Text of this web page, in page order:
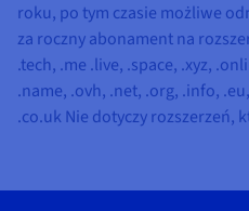
roku, po tym czasie możliwe
za roczny abonament na
.tech, .me .live, .space, .xyz,
.name, .ovh, .net, .org, .info,
.co.ukNie dotyczy rozszerzeń,